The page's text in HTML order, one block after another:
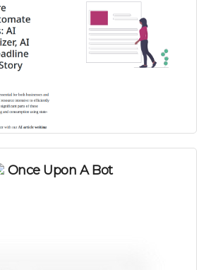
Once Upon A Bot